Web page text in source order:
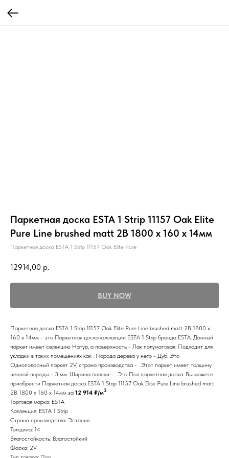
Паркетная доска ESTA 1 Strip 11157 Oak Elite
Pure Line brushed matt 2B 1800 x 160 x 14мм
Паркетная доска ESTA 1 Strip 11157 Oak Elite Pure
12914,00 р.
BUY NOW
Паркетная доска ESTA 1 Strip 11157 Oak Elite Pure Line brushed matt 2B 1800 x
160 x 14мм - это Паркетная доска коллекции ESTA 1 Strip бренда ESTA. Данный
паркет имеет селекцию Натур, а поверхность - Лак полуматовая. Подходит для
укладки в таких помещениях как . Порода дерева у него - Дуб. Это
Однополосный паркет 2V, страна производства - . Этот паркет имеет толщину
ценной породы - 3 мм. Ширина планки - . Это Пол паркетная доска. Вы можете
приобрести Паркетная доска ESTA 1 Strip 11157 Oak Elite Pure Line brushed matt
2B 1800 x 160 x 14мм за 12 914 ₽/м2
Торговая марка: ESTA
Коллекция: ESTA 1 Strip
Страна производства: Эстония
Толщина: 14
Влагостойкость: Влагостойкий
Фаска: 2V